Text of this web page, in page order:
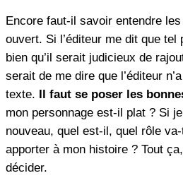
Encore faut-il savoir entendre
ouvert. Si l’éditeur me dit que tel
bien qu’il serait judicieux de
serait de me dire que l’éditeur
texte. Il faut se poser les
mon personnage est-il plat ? Si
nouveau, quel est-il, quel rôle
apporter à mon histoire ? Tout
décider.